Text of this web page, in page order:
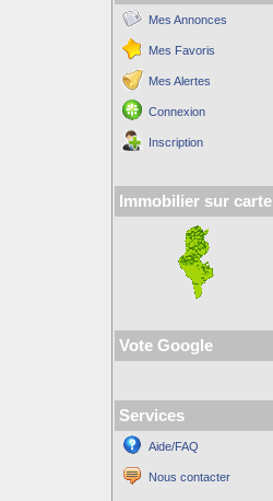
Mes Annonces
Mes Favoris
Mes Alertes
Connexion
Inscription
Immobilier sur carte
Vote Google
Services
Aide/FAQ
Nous contacter